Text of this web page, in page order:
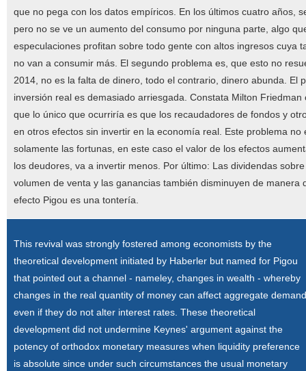
que no pega con los datos empíricos. En los últimos cuatro años,
pero no se ve un aumento del consumo por ninguna parte, algo
especulaciones profitan sobre todo gente con altos ingresos cuya
no van a consumir más. El segundo problema es, que esto no
2014, no es la falta de dinero, todo el contrario, dinero abunda.
inversión real es demasiado arriesgada. Constata Milton
que lo único que ocurriría es que los recaudadores de fondos y
en otros efectos sin invertir en la economía real. Este problema
solamente las fortunas, en este caso el valor de los efectos
los deudores, va a invertir menos. Por último: Las dividendas
volumen de venta y las ganancias también disminuyen de
efecto Pigou es una tontería.
This revival was strongly fostered among economists by the
theoretical development initiated by Haberler but named for Pigou
that pointed out a channel - nameley, changes in wealth - whereby
changes in the real quantity of money can affect aggregate demand
even if they do not alter interest rates. These theoretical
development did not undermine Keynes' argument against the
potency of orthodox monetary measures when liquidity preference
is absolute since under such circumstances the usual monetary